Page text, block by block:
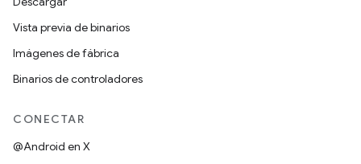
Vista previa de binarios
Imágenes de fábrica
Binarios de controladores
CONECTAR
@Android en X